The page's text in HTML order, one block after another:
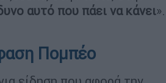
αυτό που πάει να κάνει».
Πομπέο